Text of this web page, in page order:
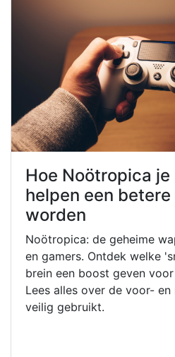
Hoe Noötropica je
helpen een
worden
Noötropica: de geheime
en gamers. Ontdek welke
brein een boost geven
Lees alles over de voor- en
veilig gebruikt.